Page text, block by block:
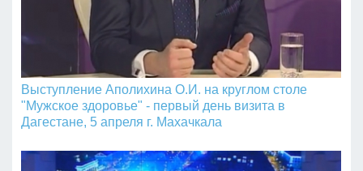
Выступление Аполихина О.И. на круглом столе
"Мужское здоровье" - первый день визита в
Дагестане, 5 апреля г. Махачкала